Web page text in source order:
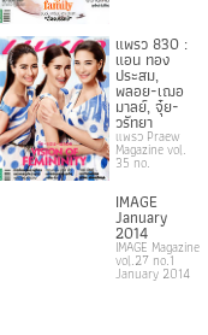
แพรว 830 :
แอน ทอง
ประสม,
พลอย-เฌอ
มาลย์, จุ๋ย-
วรัทยา
แพรว Praew
Magazine vol.
35 no.
IMAGE
January
2014
IMAGE Magazine
vol.27 no.1
January 2014